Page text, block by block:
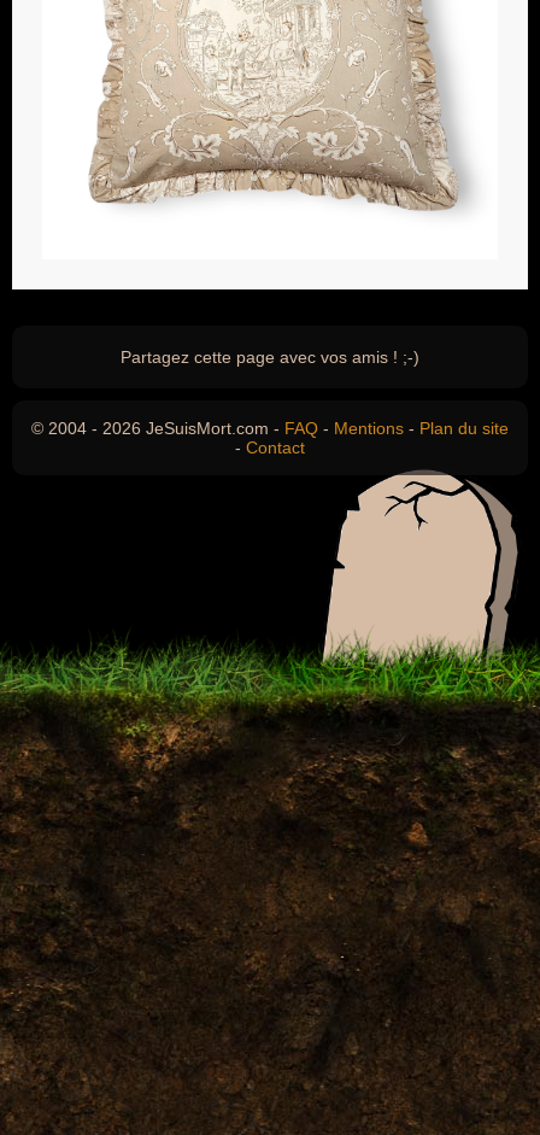
Partagez cette page avec vos amis ! ;-)
© 2004 - 2026 JeSuisMort.com - FAQ - Mentions - Plan du site
- Contact